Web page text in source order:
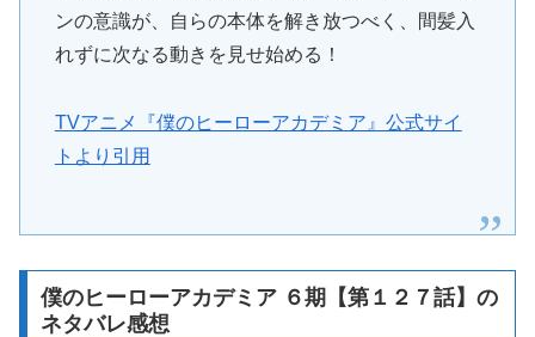
ンの意識が、自らの本体を解き放つべく、間髪入
れずに次なる動きを見せ始める！
TVアニメ『僕のヒーローアカデミア』公式サイ
トより引用
僕のヒーローアカデミア ６期【第１２７話】の
ネタバレ感想